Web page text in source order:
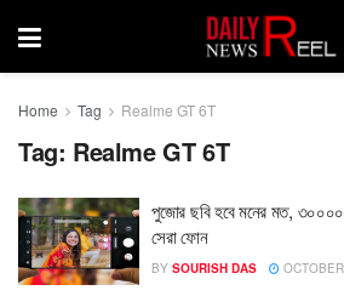
Home Tag Realme GT 6T
Tag: Realme GT 6T
পুজোর ছবি হবে মনের মত, ৩০০০০
সেরা ফোন
BY SOURISH DAS